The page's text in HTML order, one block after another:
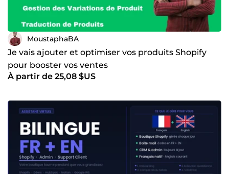
MoustaphaBA
Je vais ajouter et optimiser vos produits Shopify
pour booster vos ventes
À partir de 25,08 $US